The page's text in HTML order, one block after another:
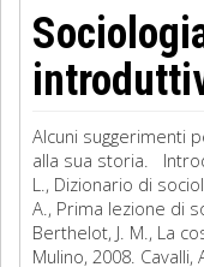
Alcuni suggerimenti
alla sua storia.
L., Dizionario di
A., Prima lezione di
Berthelot, J. M., La
Mulino, 2008. Cavalli,